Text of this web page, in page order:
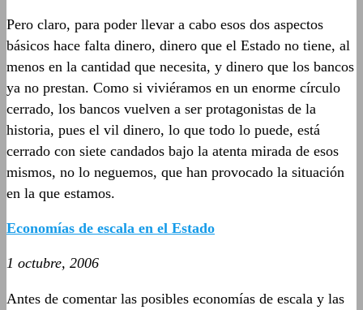
Pero claro, para poder llevar a cabo esos dos aspectos
básicos hace falta dinero, dinero que el Estado no tiene, al
menos en la cantidad que necesita, y dinero que los bancos
ya no prestan. Como si viviéramos en un enorme círculo
cerrado, los bancos vuelven a ser protagonistas de la
historia, pues el vil dinero, lo que todo lo puede, está
cerrado con siete candados bajo la atenta mirada de esos
mismos, no lo neguemos, que han provocado la situación
en la que estamos.
Economías de escala en el Estado
1 octubre, 2006
Antes de comentar las posibles economías de escala y las